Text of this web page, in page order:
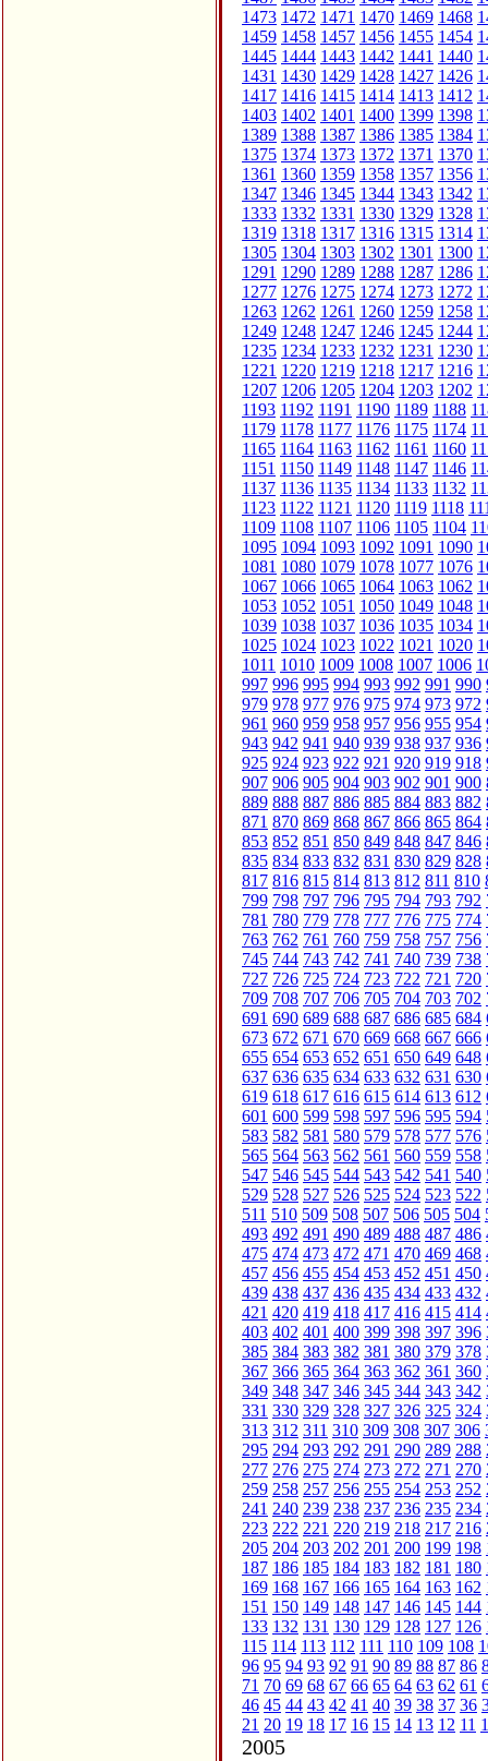
1473 1472 1471 1470 1469 1468
1459 1458 1457 1456 1455 1454
1445 1444 1443 1442 1441 1440
1431 1430 1429 1428 1427 1426
1417 1416 1415 1414 1413 1412
1403 1402 1401 1400 1399 1398
1389 1388 1387 1386 1385 1384
1375 1374 1373 1372 1371 1370
1361 1360 1359 1358 1357 1356
1347 1346 1345 1344 1343 1342
1333 1332 1331 1330 1329 1328
1319 1318 1317 1316 1315 1314
1305 1304 1303 1302 1301 1300
1291 1290 1289 1288 1287 1286
1277 1276 1275 1274 1273 1272
1263 1262 1261 1260 1259 1258
1249 1248 1247 1246 1245 1244
1235 1234 1233 1232 1231 1230
1221 1220 1219 1218 1217 1216
1207 1206 1205 1204 1203 1202
1193 1192 1191 1190 1189 1188
1179 1178 1177 1176 1175 1174
1165 1164 1163 1162 1161 1160
1151 1150 1149 1148 1147 1146
1137 1136 1135 1134 1133 1132
1123 1122 1121 1120 1119 1118
1109 1108 1107 1106 1105 1104
1095 1094 1093 1092 1091 1090
1081 1080 1079 1078 1077 1076
1067 1066 1065 1064 1063 1062
1053 1052 1051 1050 1049 1048
1039 1038 1037 1036 1035 1034
1025 1024 1023 1022 1021 1020
1011 1010 1009 1008 1007 1006
997 996 995 994 993 992 991 990
979 978 977 976 975 974 973 972
961 960 959 958 957 956 955 954
943 942 941 940 939 938 937 936
925 924 923 922 921 920 919 918
907 906 905 904 903 902 901 900
889 888 887 886 885 884 883 882
871 870 869 868 867 866 865 864
853 852 851 850 849 848 847 846
835 834 833 832 831 830 829 828
817 816 815 814 813 812 811 810
799 798 797 796 795 794 793 792
781 780 779 778 777 776 775 774
763 762 761 760 759 758 757 756
745 744 743 742 741 740 739 738
727 726 725 724 723 722 721 720
709 708 707 706 705 704 703 702
691 690 689 688 687 686 685 684
673 672 671 670 669 668 667 666
655 654 653 652 651 650 649 648
637 636 635 634 633 632 631 630
619 618 617 616 615 614 613 612
601 600 599 598 597 596 595 594
583 582 581 580 579 578 577 576
565 564 563 562 561 560 559 558
547 546 545 544 543 542 541 540
529 528 527 526 525 524 523 522
511 510 509 508 507 506 505 504
493 492 491 490 489 488 487 486
475 474 473 472 471 470 469 468
457 456 455 454 453 452 451 450
439 438 437 436 435 434 433 432
421 420 419 418 417 416 415 414
403 402 401 400 399 398 397 396
385 384 383 382 381 380 379 378
367 366 365 364 363 362 361 360
349 348 347 346 345 344 343 342
331 330 329 328 327 326 325 324
313 312 311 310 309 308 307 306
295 294 293 292 291 290 289 288
277 276 275 274 273 272 271 270
259 258 257 256 255 254 253 252
241 240 239 238 237 236 235 234
223 222 221 220 219 218 217 216
205 204 203 202 201 200 199 198
187 186 185 184 183 182 181 180
169 168 167 166 165 164 163 162
151 150 149 148 147 146 145 144
133 132 131 130 129 128 127 126
115 114 113 112 111 110 109 108
96 95 94 93 92 91 90 89 88 87 86
71 70 69 68 67 66 65 64 63 62 61
46 45 44 43 42 41 40 39 38 37 36
21 20 19 18 17 16 15 14 13 12 11
2005